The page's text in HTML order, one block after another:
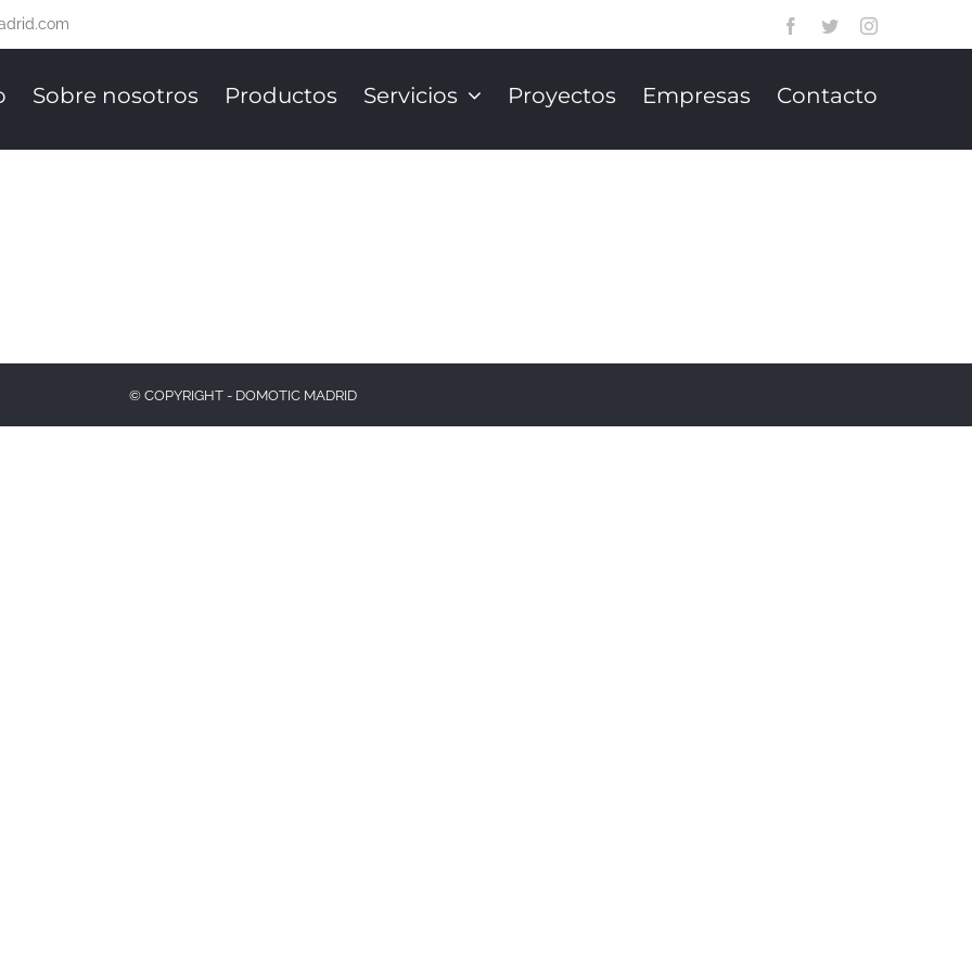
Facebook
TwitterInstagram
Sobre nosotros Productos Servicios Proyectos Empresas Contacto
© COPYRIGHT - DOMOTIC MADRID